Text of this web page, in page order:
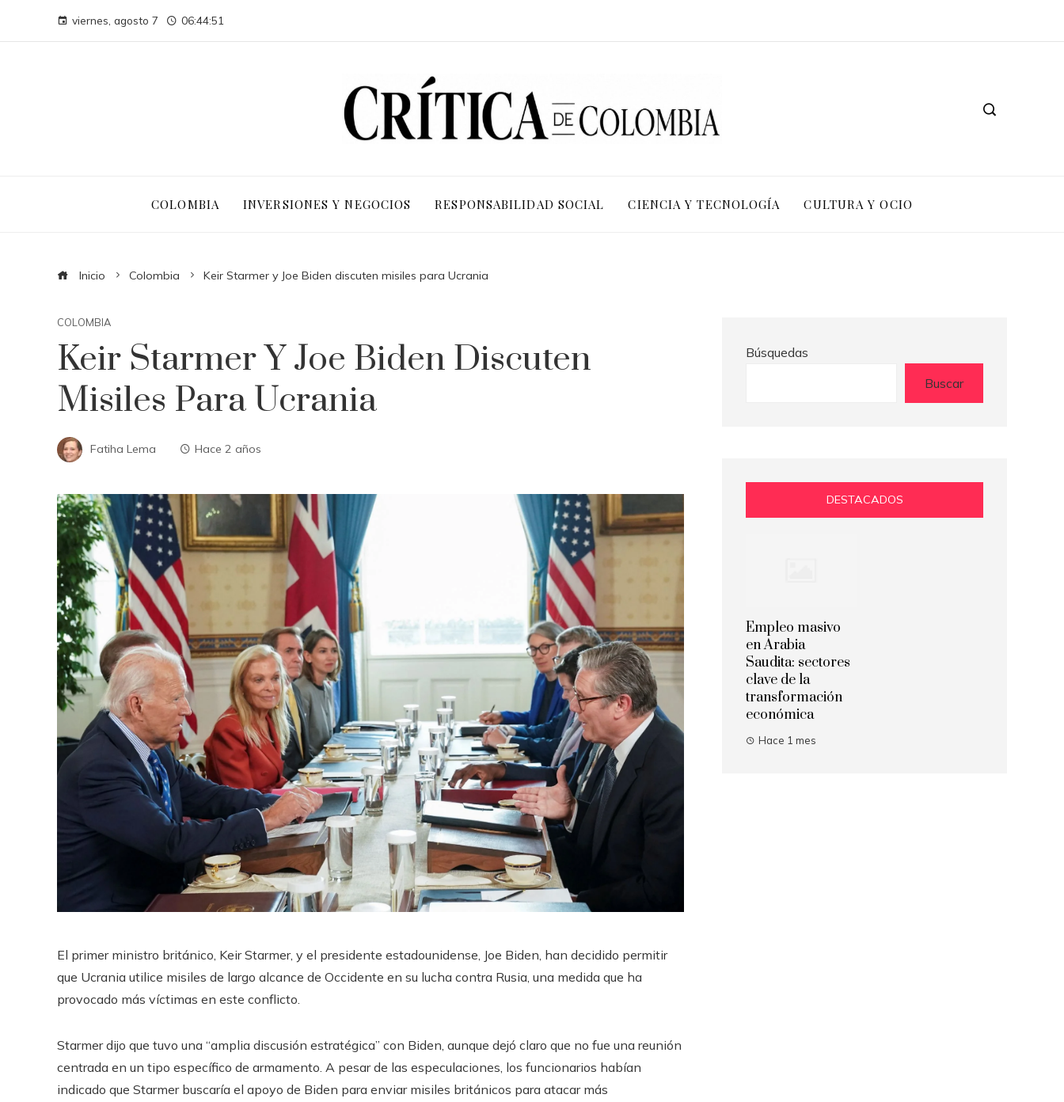
viernes, agosto 7 06:44:52
COLOMBIA INVERSIONES Y NEGOCIOS RESPONSABILIDAD SOCIAL CIENCIA Y TECNOLOGÍA CULTURA Y OCIO
Inicio Colombia Keir Starmer y Joe Biden discuten misiles para Ucrania
COLOMBIA
Keir Starmer Y Joe Biden Discuten
Misiles Para Ucrania
Fatiha Lema Hace 2 años
El primer ministro británico, Keir Starmer, y el presidente estadounidense, Joe Biden, han decidido permitir
que Ucrania utilice misiles de largo alcance de Occidente en su lucha contra Rusia, una medida que ha
provocado más víctimas en este conflicto.
Starmer dijo que tuvo una “amplia discusión estratégica” con Biden, aunque dejó claro que no fue una reunión
centrada en un tipo específico de armamento. A pesar de las especulaciones, los funcionarios habían
indicado que Starmer buscaría el apoyo de Biden para enviar misiles británicos para atacar más
Búsquedas
Buscar
DESTACADOS
Empleo masivo
en Arabia
Saudita: sectores
clave de la
transformación
económica
Hace 1 mes